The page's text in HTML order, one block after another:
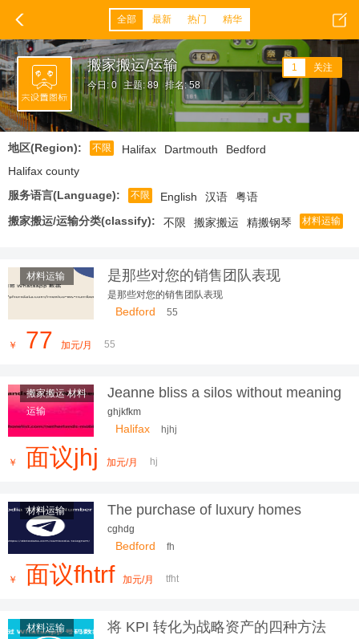
全部 最新 热门 精华
搬家搬运/运输
今日: 0 主题: 89 排名: 58
1 关注
地区(Region): 不限 Halifax Dartmouth
Bedford
Halifax county
服务语言(Language):
不限 English 汉语
粤语
搬家搬运/运输分类(classify):
不限 搬家搬运 精搬钢琴 材料运输
材料运输 是那些对您的销售团队表现
是那些对您的销售团队表现
Bedford 55
￥ 77 加元/月 55
搬家搬运 材料
运输
Jeanne bliss a silos without meaning
a problem
ghjkfkm
Halifax hjhj
￥ 面议jhj 加元/月 hj
材料运输
The purchase of luxury homes
'hands-on' reaches 70% of
transactions in London
cghdg
Bedford fh
￥ 面议fhtrf 加元/月 tfht
材料运输 将 KPI 转化为战略资产的四种方法